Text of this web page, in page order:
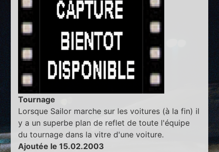
Tournage
Lorsque Sailor marche sur les voitures (à la fin) il
y a un superbe plan de reflet de toute l'équipe
du tournage dans la vitre d'une voiture.
Ajoutée le 15.02.2003